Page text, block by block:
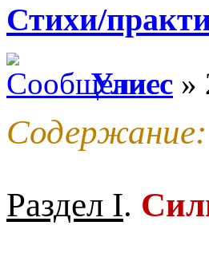
Стихи/
Улисс »
Содержание:
Раздел I.